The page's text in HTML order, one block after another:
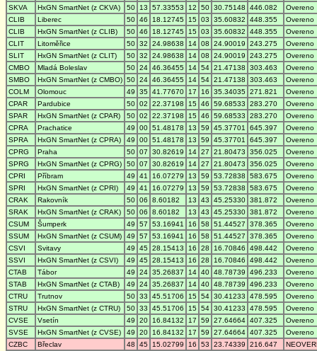
SKVA
HxGN SmartNet (z CKVA) 50 13 57.33553 12 50 30.75148 446.082
Overeno
CLIB
Liberec 50 46 18.12745 15 03 35.60832 448.355
Overeno
CLIB
HxGN SmartNet (z CLIB) 50 46 18.12745 15 03 35.60832 448.355
Overeno
CLIT
Litoměřice 50 32 24.98638 14 08 24.90019 243.275
Overeno
SLIT
HxGN SmartNet (z CLIT) 50 32 24.98638 14 08 24.90019 243.275
Overeno
CMBO
Mladá Boleslav 50 24 46.36455 14 54 21.47138 303.463
Overeno
SMBO
HxGN SmartNet (z CMBO) 50 24 46.36455 14 54 21.47138 303.463
Overeno
COLM
Olomouc 49 35 41.77670 17 16 35.34035 271.821
Overeno
CPAR
Pardubice 50 02 22.37198 15 46 59.68533 283.270
Overeno
SPAR
HxGN SmartNet (z CPAR) 50 02 22.37198 15 46 59.68533 283.270
Overeno
CPRA
Prachatice 49 00 51.48178 13 59 45.37701 645.397
Overeno
SPRA
HxGN SmartNet (z CPRA) 49 00 51.48178 13 59 45.37701 645.397
Overeno
CPRG
Praha 50 07 30.82619 14 27 21.80473 356.025
Overeno
SPRG
HxGN SmartNet (z CPRG) 50 07 30.82619 14 27 21.80473 356.025
Overeno
CPRI
Příbram 49 41 16.07279 13 59 53.72838 583.675
Overeno
SPRI
HxGN SmartNet (z CPRI) 49 41 16.07279 13 59 53.72838 583.675
Overeno
CRAK
Rakovník 50 06 8.60182 13 43 45.25330 381.872
Overeno
SRAK
HxGN SmartNet (z CRAK) 50 06 8.60182 13 43 45.25330 381.872
Overeno
CSUM
Šumperk 49 57 53.16941 16 58 51.44527 378.365
Overeno
SSUM
HxGN SmartNet (z CSUM) 49 57 53.16941 16 58 51.44527 378.365
Overeno
CSVI
Svitavy 49 45 28.15413 16 28 16.70846 498.442
Overeno
SSVI
HxGN SmartNet (z CSVI) 49 45 28.15413 16 28 16.70846 498.442
Overeno
CTAB
Tábor 49 24 35.26837 14 40 48.78739 496.233
Overeno
STAB
HxGN SmartNet (z CTAB) 49 24 35.26837 14 40 48.78739 496.233
Overeno
CTRU
Trutnov 50 33 45.51706 15 54 30.41233 478.595
Overeno
STRU
HxGN SmartNet (z CTRU) 50 33 45.51706 15 54 30.41233 478.595
Overeno
CVSE
Vsetín 49 20 16.84132 17 59 27.64664 407.325
Overeno
SVSE
HxGN SmartNet (z CVSE) 49 20 16.84132 17 59 27.64664 407.325
Overeno
CZBC
Břeclav 48 45 15.02799 16 53 23.74339 216.647